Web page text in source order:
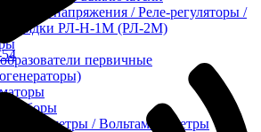
напряжения / Реле-регуляторы /
зарядки РЛ-Н-1М (РЛ-2М)
первичные
/ Вольтамперметры